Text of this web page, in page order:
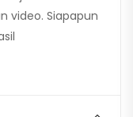
video. Siapapun